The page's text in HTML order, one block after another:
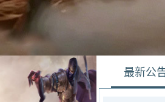
最新公